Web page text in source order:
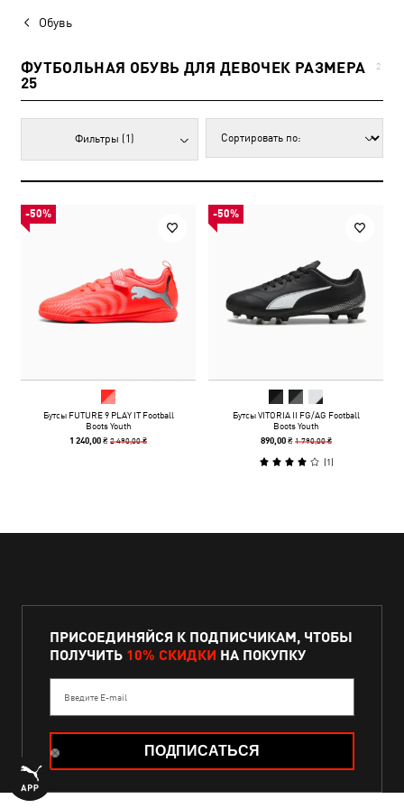
Обувь
ФУТБОЛЬНАЯ ОБУВЬ ДЛЯ ДЕВОЧЕК РАЗМЕРА
25
2
Фильтры (1)
-50%
Бутсы FUTURE 9 PLAY IT Football
Boots Youth
1 240,00 ₴2 490,00 ₴
-50%
Бутсы VITORIA II FG/AG Football
Boots Youth
890,00 ₴ 1 790,00 ₴
(1)
ПРИСОЕДИНЯЙСЯ К ПОДПИСЧИКАМ, ЧТОБЫ
ПОЛУЧИТЬ 10% СКИДКИ НА ПОКУПКУ
Введите E-mail
ПОДПИСАТЬСЯ